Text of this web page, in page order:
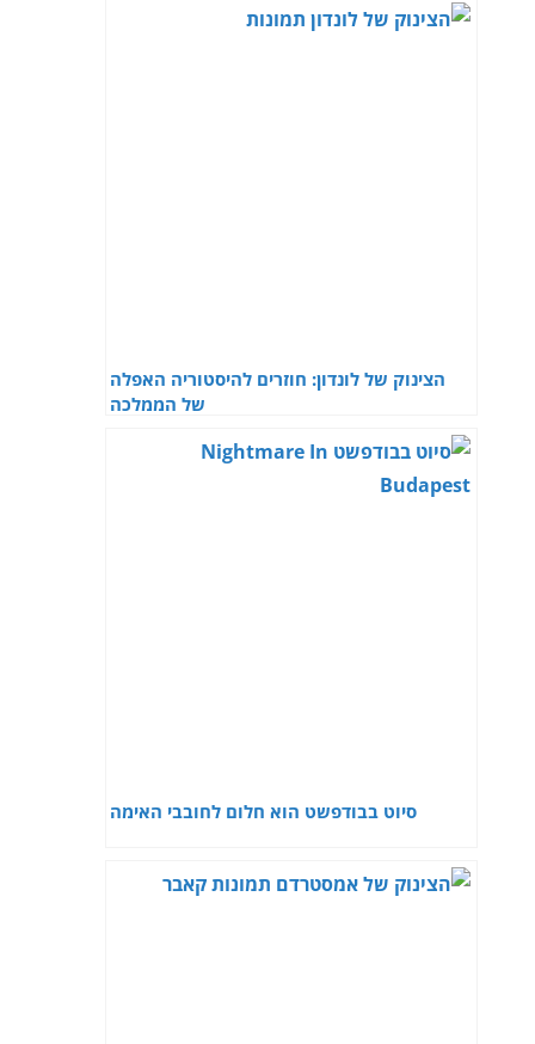
הצינוק של לונדון: חוזרים להיסטוריה האפלה
של הממלכה
סיוט בבודפשט הוא חלום לחובבי האימה